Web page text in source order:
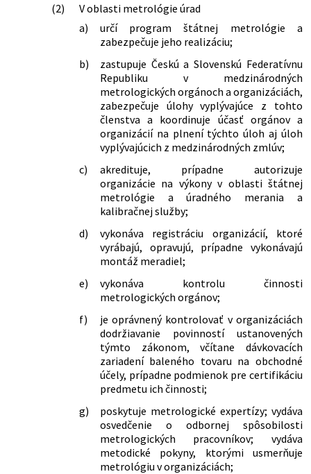
(2)
V oblasti metrológie úrad
a)
určí program štátnej metrológie a
zabezpečuje jeho realizáciu;
b)
zastupuje Českú a Slovenskú Federatívnu
Republiku v medzinárodných
metrologických orgánoch a organizáciách,
zabezpečuje úlohy vyplývajúce z tohto
členstva a koordinuje účasť orgánov a
organizácií na plnení týchto úloh aj úloh
vyplývajúcich z medzinárodných zmlúv;
c)
akredituje, prípadne autorizuje
organizácie na výkony v oblasti štátnej
metrológie a úradného merania a
kalibračnej služby;
d)
vykonáva registráciu organizácií, ktoré
vyrábajú, opravujú, prípadne vykonávajú
montáž meradiel;
e)
vykonáva kontrolu činnosti
metrologických orgánov;
f)
je oprávnený kontrolovať v organizáciách
dodržiavanie povinností ustanovených
týmto zákonom, včítane dávkovacích
zariadení baleného tovaru na obchodné
účely, prípadne podmienok pre certifikáciu
predmetu ich činnosti;
g)
poskytuje metrologické expertízy; vydáva
osvedčenie o odbornej spôsobilosti
metrologických pracovníkov; vydáva
metodické pokyny, ktorými usmerňuje
metrológiu v organizáciách;